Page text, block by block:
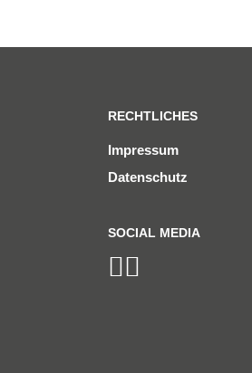
RECHTLICHES
Impressum
Datenschutz
SOCIAL MEDIA